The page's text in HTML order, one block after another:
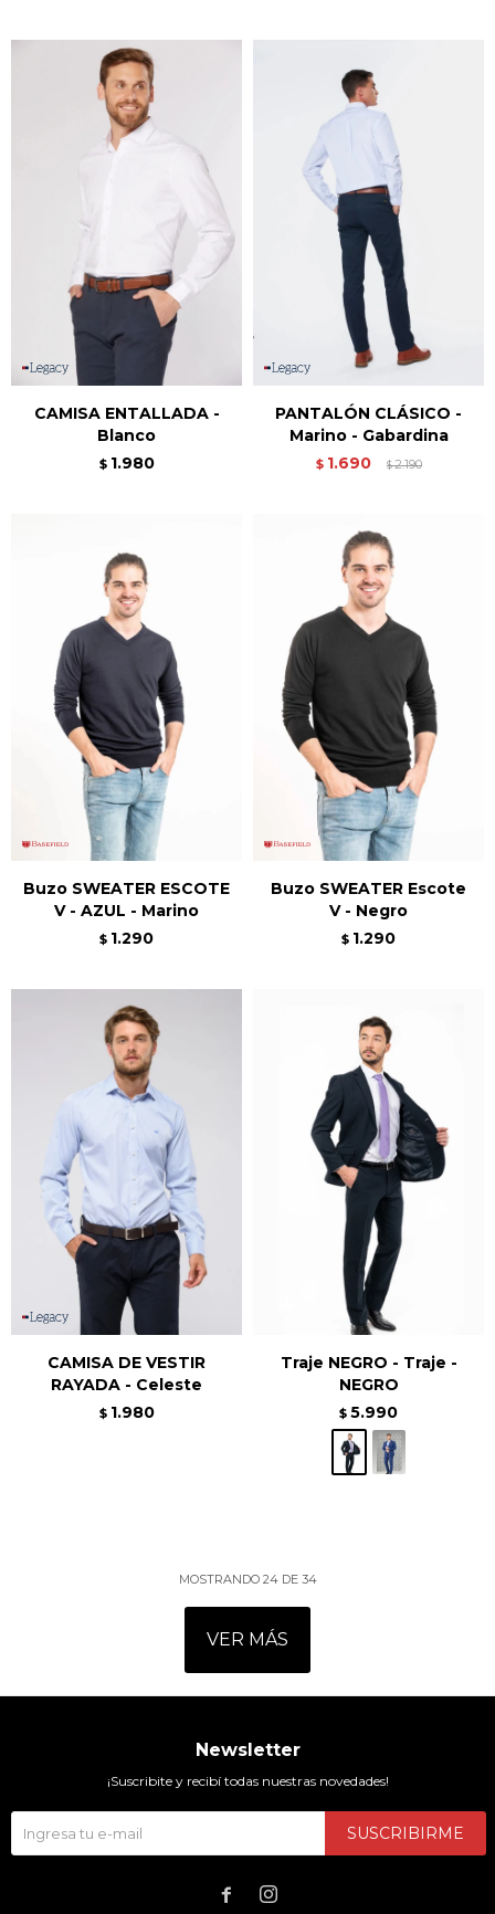
CAMISA ENTALLADA -
Blanco
$ 1.980
PANTALÓN CLÁSICO -
Marino - Gabardina
$ 1.690 $2.190
Buzo SWEATER ESCOTE
V - AZUL - Marino
$ 1.290
Buzo SWEATER Escote
V - Negro
$ 1.290
CAMISA DE VESTIR
RAYADA - Celeste
$ 1.980
Traje NEGRO - Traje -
NEGRO
$ 5.990
MOSTRANDO 24DE 34
VER MÁS
Newsletter
¡Suscribite y recibí todas nuestras novedades!
SUSCRIBIRME
 